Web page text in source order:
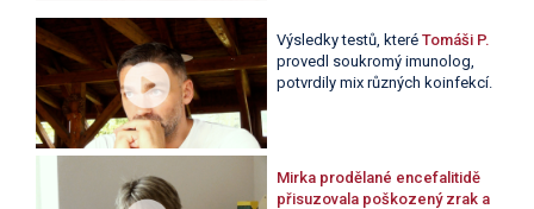
Výsledky testů, které Tomáši P.
provedl soukromý imunolog,
potvrdily mix různých koinfekcí.
Mirka prodělané encefalitidě
přisuzovala poškozený zrak a